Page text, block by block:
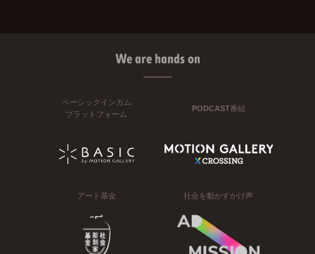
We are hands on
ベーシックインカム
プラットフォーム
PODCAST番組
アート基金 社会を動かすかけ声